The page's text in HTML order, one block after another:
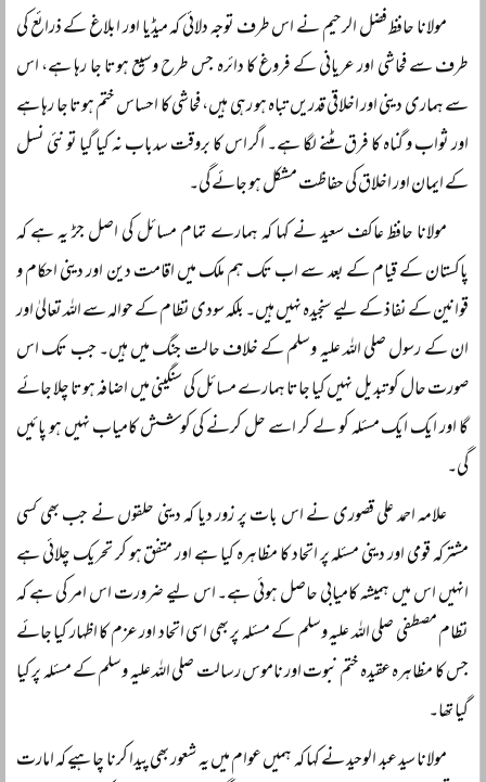
مولانا حافظ فضل الرحیم نے اس طرف توجہ دلائی کہ میڈیا اور ابلاغ کے ذرائع کی
طرف سے فحاشی اور عریانی کے فروغ کا دائرہ جس طرح وسیع ہوتا جا رہا ہے، اس
سے ہماری دینی اور اخلاقی قدریں تباہ ہو رہی ہیں، فحاشی کا احساس ختم ہوتا جا رہا ہے
اور ثواب و گناہ کا فرق مٹنے لگا ہے۔ اگر اس کا بروقت سدباب نہ کیا گیا تو نئی نسل
کے ایمان اور اخلاق کی حفاظت مشکل ہو جائے گی۔
مولانا حافظ عاکف سعید نے کہا کہ ہمارے تمام مسائل کی اصل جڑ یہ ہے کہ
پاکستان کے قیام کے بعد سے اب تک ہم ملک میں اقامت دین اور دینی احکام و
قوانین کے نفاذ کے لیے سنجیدہ نہیں ہیں۔ بلکہ سودی نظام کے حوالہ سے اللہ تعالیٰ اور
ان کے رسول صلی اللہ علیہ وسلم کے خلاف حالت جنگ میں ہیں۔ جب تک اس
صورت حال کو تبدیل نہیں کیا جاتا ہمارے مسائل کی سنگینی میں اضافہ ہوتا چلا جائے
گا اور ایک ایک مسئلہ کو لے کر اسے حل کرنے کی کوشش کامیاب نہیں ہو پائیں
گی۔
علامہ احمد علی قصوری نے اس بات پر زور دیا کہ دینی حلقوں نے جب بھی کسی
مشترکہ قومی اور دینی مسئلہ پر اتحاد کا مظاہرہ کیا ہے اور متفق ہو کر تحریک چلائی ہے
انہیں اس میں ہمیشہ کامیابی حاصل ہوئی ہے۔ اس لیے ضرورت اس امر کی ہے کہ
نظام مصطفی صلی اللہ علیہ وسلم کے مسئلہ پر بھی اسی اتحاد اور عزم کا اظہار کیا جائے
جس کا مظاہرہ عقیدہ ختم نبوت اور ناموس رسالت صلی اللہ علیہ وسلم کے مسئلہ پر کیا
گیا تھا۔
مولانا سید عبد الوحید نے کہا کہ ہمیں عوام میں یہ شعور بھی پیدا کرنا چاہیے کہ امارت